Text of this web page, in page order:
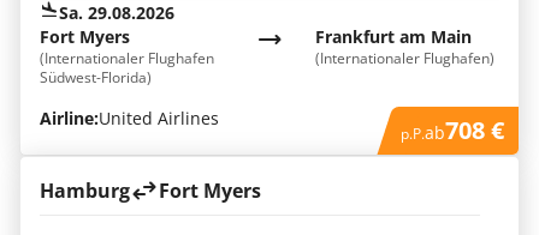
Sa. 29.08.2026
Frankfurt am Main
(Internationaler Flughafen)
Fort Myers
(Internationaler Flughafen
Südwest-Florida)
Airline:United Airlines
p.P.ab708 €
Hamburg Fort Myers